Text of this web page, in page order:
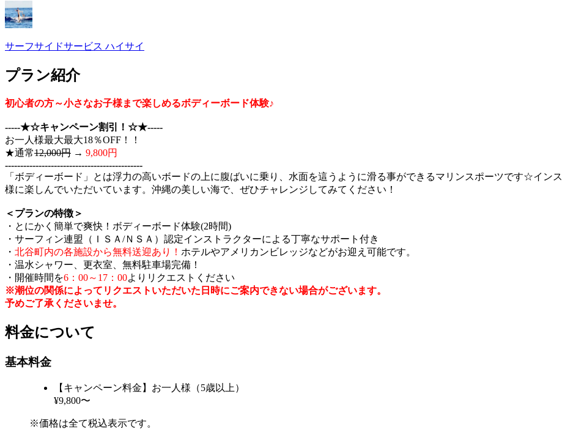
サーフサイドサービス ハイサイ
プラン紹介
初心者の方～小さなお子様まで楽しめるボディーボード体験♪
‐‐‐‐‐★☆キャンペーン割引！☆★‐‐‐‐‐
お一人様最大最大18％OFF！！
★通常12,000円 → 9,800円
‐‐‐‐‐‐‐‐‐‐‐‐‐‐‐‐‐‐‐‐‐‐‐‐‐‐‐‐‐‐‐‐‐‐‐‐‐‐‐‐‐‐‐‐‐
「ボディーボード」とは浮力の高いボードの上に腹ばいに乗り、水面を這うように滑る事ができるマリンスポーツです☆イン
様に楽しんでいただいています。沖縄の美しい海で、ぜひチャレンジしてみてください！
＜プランの特徴＞
・とにかく簡単で爽快！ボディーボード体験(2時間)
・サーフィン連盟（ＩＳＡ/ＮＳＡ）認定インストラクターによる丁寧なサポート付き
・ 北谷町内の各施設から無料送迎あり！ ホテルやアメリカンビレッジなどがお迎え可能です。
・温水シャワー、更衣室、無料駐車場完備！
・開催時間を6：00～17：00よりリクエストください
※潮位の関係によってリクエストいただいた日時にご案内できない場合がございます。
予めご了承くださいませ。
料金について
基本料金
【キャンペーン料金】お一人様（5歳以上）
¥9,800〜
※価格は全て税込表示です。